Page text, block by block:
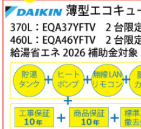
ノーリツでおトクに買替え！ノー
リ接続で
現金最大35,000円
がも
ャンペーン2026第2弾。キャンペ
18日まで
2026年06月02日
目玉商品
【1台限定特価！】三菱ルームエ
MSZ-GV2823-W・標準工事費（
99,800円！完売しました
2026年05月22日
お知らせ